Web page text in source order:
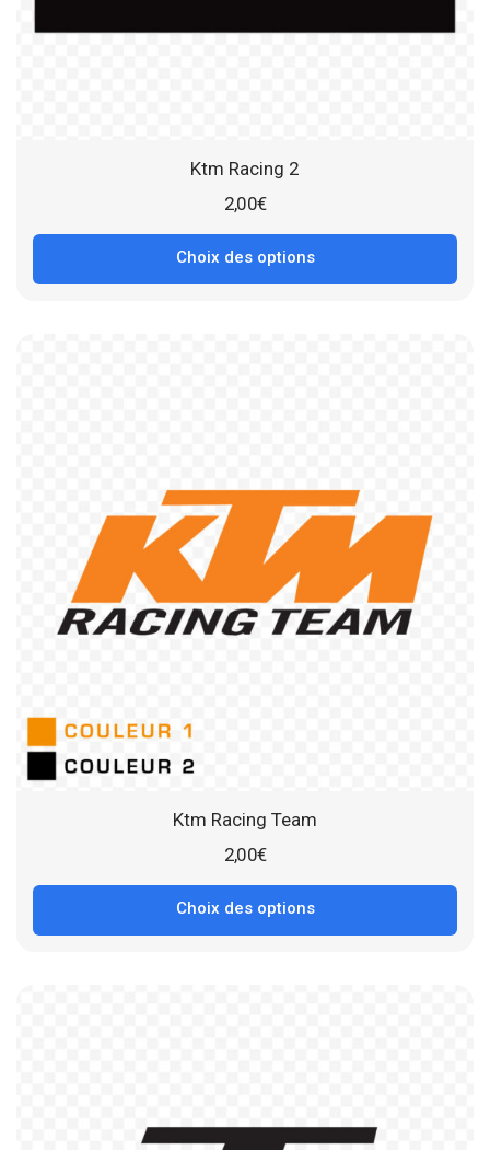
Ktm Racing 2
2,00€
Choix des options
Ktm Racing Team
2,00€
Choix des options